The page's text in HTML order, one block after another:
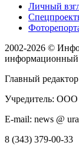
Личный
2002-2026 ©
информационный
Главный
Учредитель: ООО
E-mail: news @
8 (343) 379-00-33